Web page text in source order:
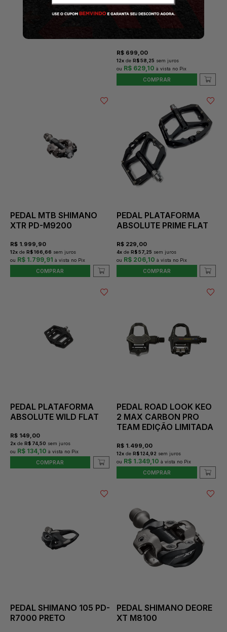
PEDAL MTB SHIMANO
R$ 699,00
12x de R$ 58,25 sem juros
R$ 629,10
COMPRAR
PEDAL MTB SHIMANO
XTR PD-M9200
R$ 1.999,90
12x de R$ 166,66 sem juros
R$ 1.799,91
COMPRAR
PEDAL PLATAFORMA
ABSOLUTE PRIME FLAT
R$ 229,00
4x de R$ 57,25 sem juros
R$ 206,10
COMPRAR
PEDAL PLATAFORMA
ABSOLUTE WILD FLAT
R$ 149,00
2x de R$ 74,50 sem juros
R$ 134,10
COMPRAR
PEDAL ROAD LOOK KEO
2 MAX CARBON PRO
TEAM EDIÇÃO LIMITADA
R$ 1.499,00
12x de R$ 124,92 sem juros
R$ 1.349,10
COMPRAR
PEDAL SHIMANO 105 PD-
R7000 PRETO
PEDAL SHIMANO DEORE
XT M8100